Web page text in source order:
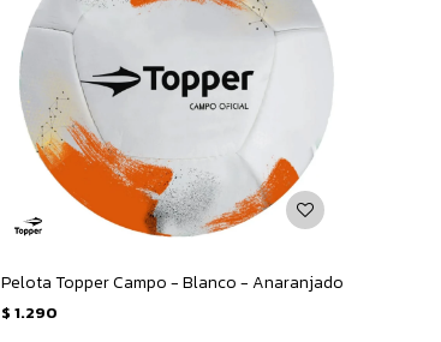
Pelota Topper Campo - Blanco - Anaranjado
$ 1.290